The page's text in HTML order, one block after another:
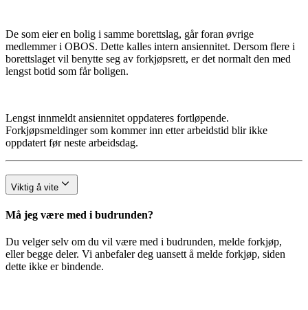
De som eier en bolig i samme borettslag, går foran øvrige
medlemmer i OBOS. Dette kalles intern ansiennitet. Dersom flere i
borettslaget vil benytte seg av forkjøpsrett, er det normalt den med
lengst botid som får boligen.
Lengst innmeldt ansiennitet oppdateres fortløpende.
Forkjøpsmeldinger som kommer inn etter arbeidstid blir ikke
oppdatert før neste arbeidsdag.
Viktig å vite
Må jeg være med i budrunden?
Du velger selv om du vil være med i budrunden, melde forkjøp,
eller begge deler. Vi anbefaler deg uansett å melde forkjøp, siden
dette ikke er bindende.